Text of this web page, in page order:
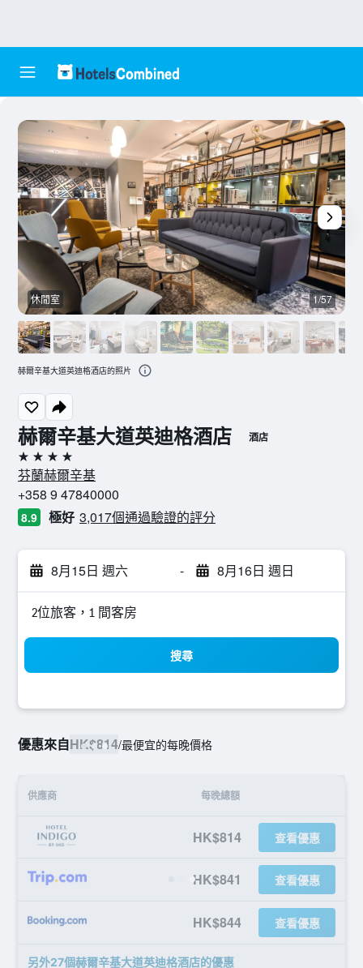
赫爾辛基大道英迪格酒店 酒店
4星級
芬蘭赫爾辛基
+358 9 47840000
8.9 極好 3,017個通過驗證的評分
8月15日 週六 - 8月16日 週日
2位旅客，1 間客房
搜尋
優惠來自HK$814/最便宜的每晚價格
供應商 每晚總額
HK$814 查看優惠
HK$841 查看優惠
HK$844 查看優惠
另外27個赫爾辛基大道英迪格酒店​的優惠
休閒室 1/57
赫爾辛基大道英迪格酒店的照片